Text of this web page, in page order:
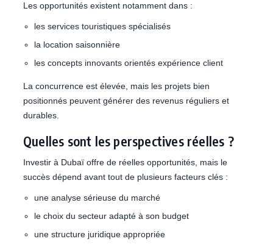
Les opportunités existent notamment dans :
les services touristiques spécialisés
la location saisonnière
les concepts innovants orientés expérience client
La concurrence est élevée, mais les projets bien
positionnés peuvent générer des revenus réguliers et
durables.
Quelles sont les perspectives réelles ?
Investir à Dubaï offre de réelles opportunités, mais le
succès dépend avant tout de plusieurs facteurs clés :
une analyse sérieuse du marché
le choix du secteur adapté à son budget
une structure juridique appropriée